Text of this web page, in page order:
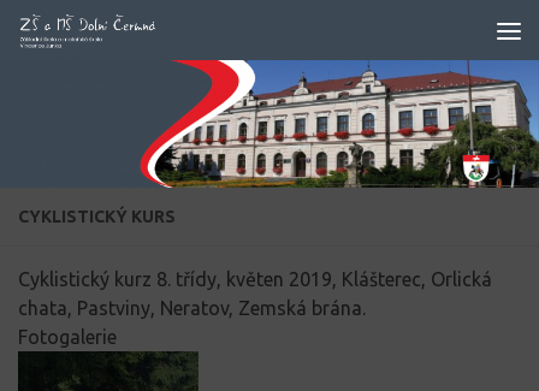
Skip to content
CYKLISTICKÝ KURS
Cyklistický kurz 8. třídy, květen 2019, Klášterec, Orlická
chata, Pastviny, Neratov, Zemská brána.
Fotogalerie